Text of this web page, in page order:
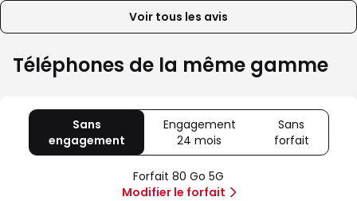
Voir tous les avis
Téléphones de la même gamme
Sans
engagement
80
Go
5G
Engagement
24 mois
Offre
spéciale
Illimité
Sans
forfait
Sans
Forfait 80 Go 5G
Modifier le forfait